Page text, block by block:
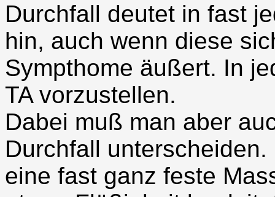
Durchfall deutet in fast
hin, auch wenn diese
Sympthome äußert. In
TA vorzustellen.
Dabei muß man aber
Durchfall
eine fast ganz feste